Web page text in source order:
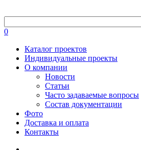
0
Каталог проектов
Индивидуальные проекты
О компании
Новости
Статьи
Часто задаваемые вопросы
Состав документации
Фото
Доставка и оплата
Контакты